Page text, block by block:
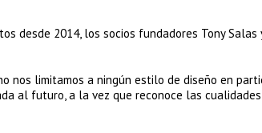
desde 2014, los socios fundadores Tony Salas
nos limitamos a ningún estilo de diseño en
al futuro, a la vez que reconoce las